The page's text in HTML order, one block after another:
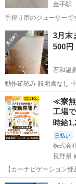
金手駅
手搾り用のジューサーで
時期は不明です。 中古
てください。
山梨 甲府市 金手
3月末
500円
石和温
動作確認み 説明書なし 中古品になりま
ュースが気軽に作れます🍹 お掃除は取り外し可能 現状維持のお
なります！ 汚れが少しあ
問ござましたらお答...
山梨 笛吹市 石
≪寮無
工場
時給
日払い
株式会
長野県
【カーナビゲーション
円！／うれしい土日祝
長野 松本市 南